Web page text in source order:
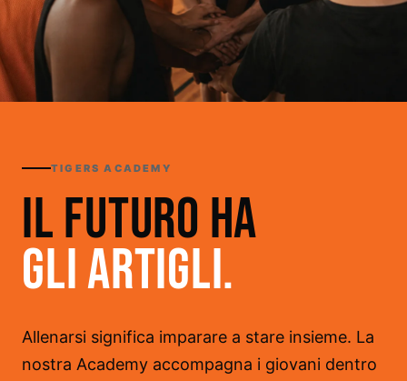
TIGERS ACADEMY
IL FUTURO HA
GLI ARTIGLI.
Allenarsi significa imparare a stare insieme. La
nostra Academy accompagna i giovani dentro